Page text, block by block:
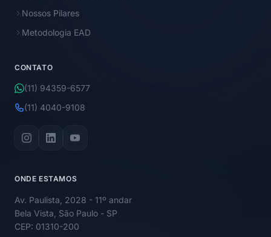
Nossos Pilares
Metodologia EAD
CONTATO
(11) 94359-6577
(11) 4040-9108
ONDE ESTAMOS
Av. Paulista, 2028 - 11º andar
Bela Vista, São Paulo - SP
CEP: 01310-200